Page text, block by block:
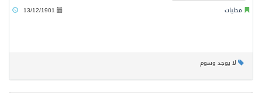
محليات 13/12/1901
لا يوجد وسوم